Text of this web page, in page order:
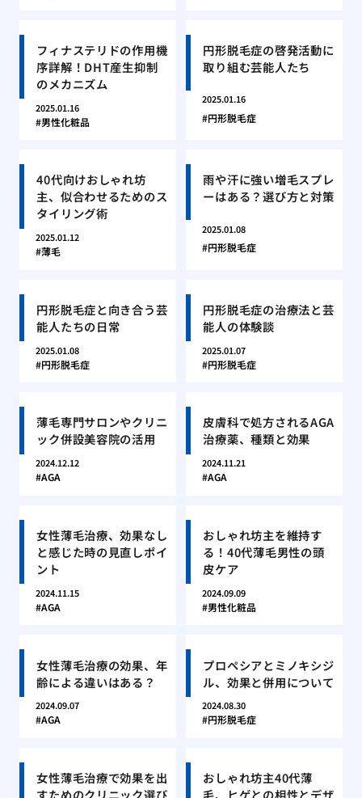
フィナステリドの作用機
序詳解！DHT産生抑制
のメカニズム
2025.01.16
男性化粧品
円形脱毛症の啓発活動に
取り組む芸能人たち
2025.01.16
円形脱毛症
40代向けおしゃれ坊
主、似合わせるためのス
タイリング術
2025.01.12
薄毛
雨や汗に強い増毛スプレ
ーはある？選び方と対策
2025.01.08
円形脱毛症
円形脱毛症と向き合う芸
能人たちの日常
2025.01.08
円形脱毛症
円形脱毛症の治療法と芸
能人の体験談
2025.01.07
円形脱毛症
薄毛専門サロンやクリニ
ック併設美容院の活用
2024.12.12
AGA
皮膚科で処方されるAGA
治療薬、種類と効果
2024.11.21
AGA
女性薄毛治療、効果なし
と感じた時の見直しポイ
ント
2024.11.15
AGA
おしゃれ坊主を維持す
る！40代薄毛男性の頭
皮ケア
2024.09.09
男性化粧品
女性薄毛治療の効果、年
齢による違いはある？
2024.09.07
AGA
プロペシアとミノキシジ
ル、効果と併用について
2024.08.30
円形脱毛症
女性薄毛治療で効果を出
すためのクリニック選び
おしゃれ坊主40代薄
毛、ヒゲとの相性とデザ